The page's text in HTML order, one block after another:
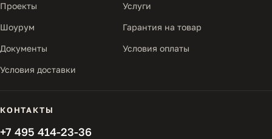
Проекты Услуги
Шоурум Гарантия на товар
Документы Условия оплаты
Условия доставки
КОНТАКТЫ
+7 495 414-23-36